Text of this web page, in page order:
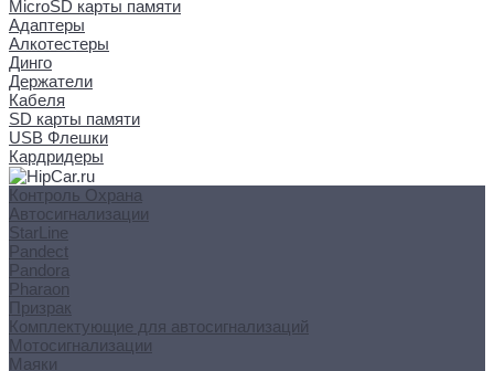
MicroSD карты памяти
Адаптеры
Алкотестеры
Динго
Держатели
Кабеля
SD карты памяти
USB Флешки
Кардридеры
Контроль Охрана
Автосигнализации
StarLine
Pandect
Pandora
Pharaon
Призрак
Комплектующие для автосигнализаций
Мотосигнализации
Маяки